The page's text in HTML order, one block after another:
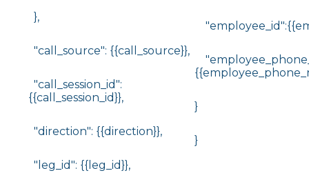
},
"call_source": {{call_source}},
"call_session_id":
{{call_session_id}},
"direction": {{direction}},
"leg_id": {{leg_id}},
}
}